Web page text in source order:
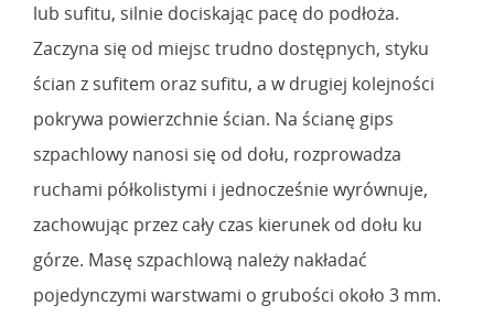
lub sufitu, silnie dociskając pacę do podłoża.
Zaczyna się od miejsc trudno dostępnych, styku
ścian z sufitem oraz sufitu, a w drugiej kolejności
pokrywa powierzchnie ścian. Na ścianę gips
szpachlowy nanosi się od dołu, rozprowadza
ruchami półkolistymi i jednocześnie wyrównuje,
zachowując przez cały czas kierunek od dołu ku
górze. Masę szpachlową należy nakładać
pojedynczymi warstwami o grubości około 3 mm.